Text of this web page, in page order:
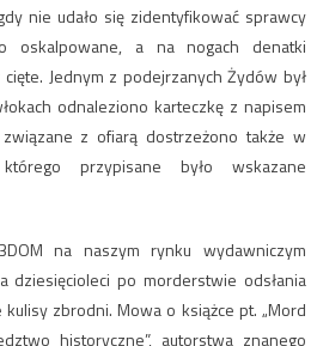
nie udało się zidentyfikować sprawcy
oskalpowane, a na nogach denatki
Jednym z podejrzanych Żydów był
odnaleziono karteczkę z napisem
z ofiarą dostrzeżono także w
przypisane było wskazane
na naszym rynku wydawniczym
dziesięcioleci po morderstwie odsłania
zbrodni. Mowa o książce pt. „Mord
historyczne”, autorstwa znanego